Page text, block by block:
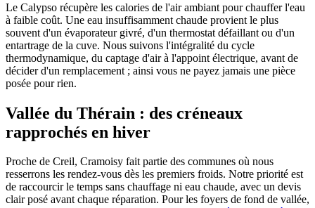
Le Calypso récupère les calories de l'air ambiant pour chauffer l'eau
à faible coût. Une eau insuffisamment chaude provient le plus
souvent d'un évaporateur givré, d'un thermostat défaillant ou d'un
entartrage de la cuve. Nous suivons l'intégralité du cycle
thermodynamique, du captage d'air à l'appoint électrique, avant de
décider d'un remplacement ; ainsi vous ne payez jamais une pièce
posée pour rien.
Vallée du Thérain : des créneaux
rapprochés en hiver
Proche de Creil, Cramoisy fait partie des communes où nous
resserrons les rendez-vous dès les premiers froids. Notre priorité est
de raccourcir le temps sans chauffage ni eau chaude, avec un devis
clair posé avant chaque réparation. Pour les foyers de fond de vallée,